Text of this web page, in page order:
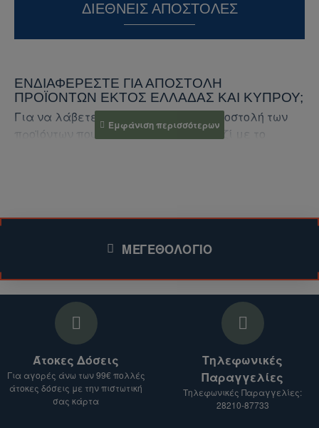
ΔΙΕΘΝΕΊΣ ΑΠΟΣΤΟΛΈΣ
ΕΝΔΙΑΦΈΡΕΣΤΕ ΓΙΑ ΑΠΟΣΤΟΛΉ
ΠΡΟΪΌΝΤΩΝ ΕΚΤΌΣ ΕΛΛΆΔΑΣ ΚΑΙ ΚΎΠΡΟΥ;
Για να λάβετε προσφορά για την αποστολή των
προϊόντων που σας ενδιαφέρουν, μαζί με το
Συμπληρώστε τη
φόρμα επικοινωνίας (για το συγκεκριμένο
.
Επισκεφθείτε την ενότητα
Επικοινωνήστε μαζί μας
στο ηλεκτρονικό μας
κατάστημα για περισσότερα προϊόντα.
Αναφέρετε το είδος του προϊόντος που σας
ενδιαφέρει.
Δώστε μας τη διεύθυνση αποστολής.
ΜΕΓΕΘΟΛΌΓΙΟ
Άτοκες Δόσεις
Για αγορές άνω των 99€ πολλές
άτοκες δόσεις με την πιστωτική
σας κάρτα
Τηλεφωνικές
Παραγγελίες
Τηλεφωνικές Παραγγελίες:
28210-87733